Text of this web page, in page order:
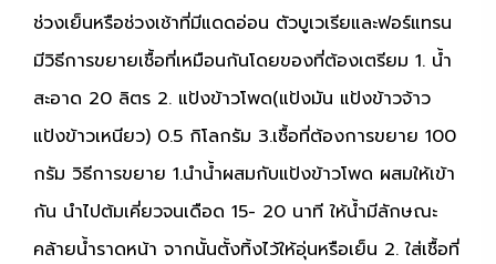
ช่วงเย็นหรือช่วงเช้าที่มีแดดอ่อน ตัวบูเวเรียและฟอร์แทรน
มีวิธีการขยายเชื้อที่เหมือนกันโดยของที่ต้องเตรียม 1. น้ำ
สะอาด 20 ลิตร 2. แป้งข้าวโพด(แป้งมัน แป้งข้าวจ้าว
แป้งข้าวเหนียว) 0.5 กิโลกรัม 3.เชื้อที่ต้องการขยาย 100
กรัม วิธีการขยาย 1.นำน้ำผสมกับแป้งข้าวโพด ผสมให้เข้า
กัน นำไปต้มเคี่ยวจนเดือด 15- 20 นาที ให้น้ำมีลักษณะ
คล้ายน้ำราดหน้า จากนั้นตั้งทิ้งไว้ให้อุ่นหรือเย็น 2. ใส่เชื้อที่